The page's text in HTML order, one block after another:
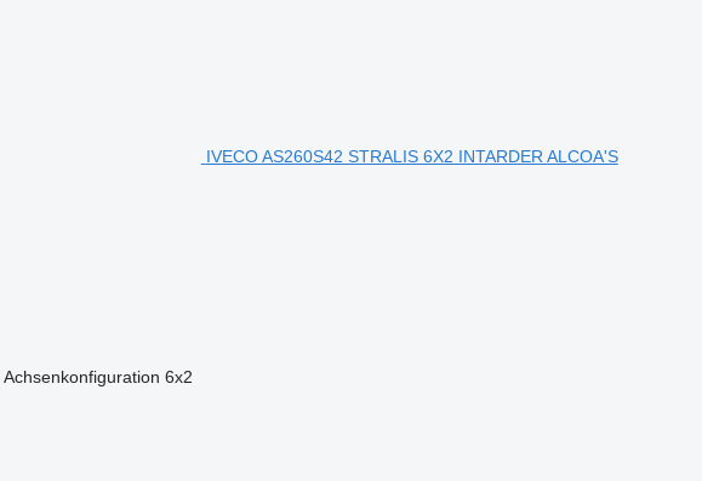
IVECO AS260S42 STRALIS 6X2 INTARDER ALCOA'S
Achsenkonfiguration 6x2